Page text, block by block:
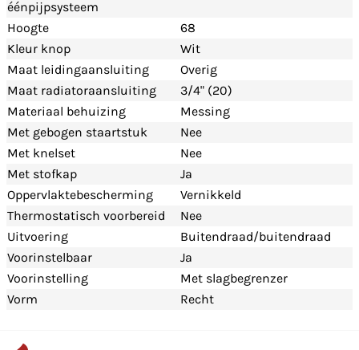
éénpijpsysteem
Hoogte
68
Kleur knop
Wit
Maat leidingaansluiting
Overig
Maat radiatoraansluiting
3/4" (20)
Materiaal behuizing
Messing
Met gebogen staartstuk
Nee
Met knelset
Nee
Met stofkap
Ja
Oppervlaktebescherming
Vernikkeld
Thermostatisch voorbereid
Nee
Uitvoering
Buitendraad/buitendraad
Voorinstelbaar
Ja
Voorinstelling
Met slagbegrenzer
Vorm
Recht